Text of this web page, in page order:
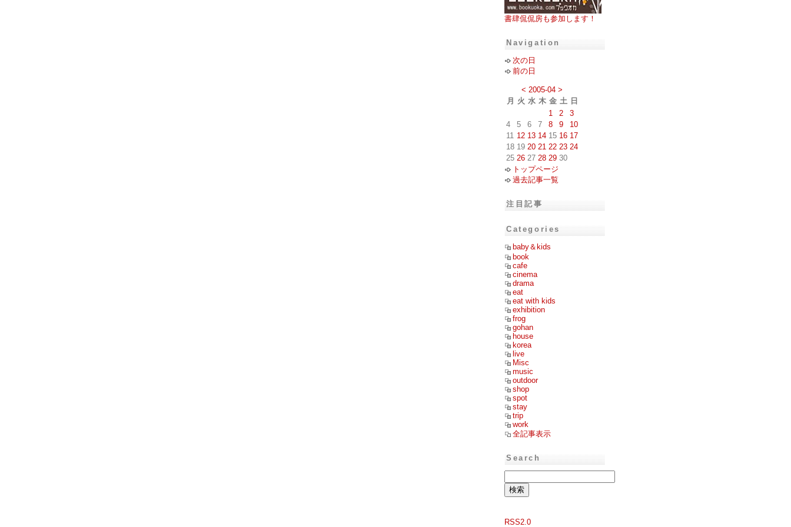
書肆侃侃房も参加します！
Navigation
次の日
前の日
< 2005-04 >
月
火 水 木 金 土 日
1
2
3
4
5 6 7 8 9
10
11 12 13 14 15 16 17
18 19 20 21 22 23 24
25 26 27 28 29 30
トップページ
過去記事一覧
注目記事
Categories
baby＆kids
book
cafe
cinema
drama
eat
eat with kids
exhibition
frog
gohan
house
korea
live
Misc
music
outdoor
shop
spot
stay
trip
work
全記事表示
Search
RSS2.0